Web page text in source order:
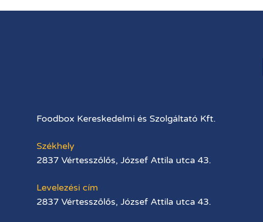
Foodbox Kereskedelmi és Szolgáltató Kft.
Székhely
2837 Vértesszőlős, József Attila utca 43.
Levelezési cím
2837 Vértesszőlős, József Attila utca 43.